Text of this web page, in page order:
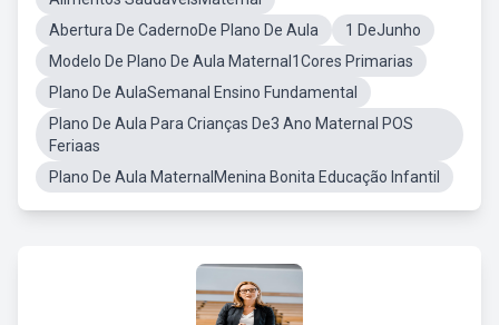
Abertura De CadernoDe Plano De Aula
1 DeJunho
Modelo De Plano De Aula Maternal1Cores Primarias
Plano De AulaSemanal Ensino Fundamental
Plano De Aula Para Crianças De3 Ano Maternal POS
Feriaas
Plano De Aula MaternalMenina Bonita Educação Infantil